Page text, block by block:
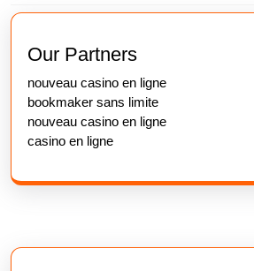
Previous
post:
Our Partners
nouveau casino en ligne
bookmaker sans limite
nouveau casino en ligne
casino en ligne